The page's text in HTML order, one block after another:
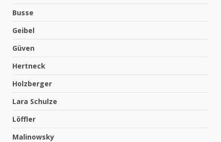
Busse
Geibel
Güven
Hertneck
Holzberger
Lara Schulze
Löffler
Malinowsky